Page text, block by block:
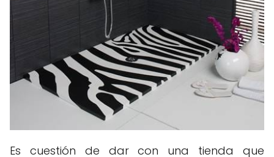
Es cuestión de dar con una tienda que